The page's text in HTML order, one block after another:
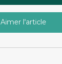
Aimer l'article